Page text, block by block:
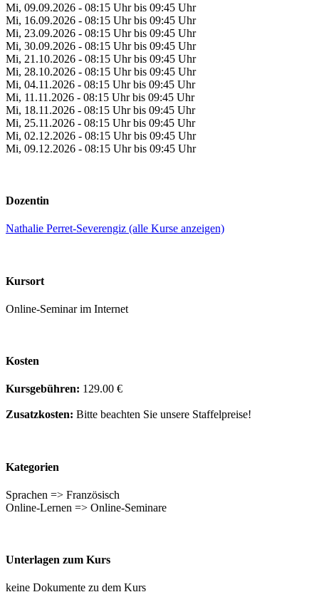
Mi, 09.09.2026 - 08:15 Uhr bis 09:45 Uhr
Mi, 16.09.2026 - 08:15 Uhr bis 09:45 Uhr
Mi, 23.09.2026 - 08:15 Uhr bis 09:45 Uhr
Mi, 30.09.2026 - 08:15 Uhr bis 09:45 Uhr
Mi, 21.10.2026 - 08:15 Uhr bis 09:45 Uhr
Mi, 28.10.2026 - 08:15 Uhr bis 09:45 Uhr
Mi, 04.11.2026 - 08:15 Uhr bis 09:45 Uhr
Mi, 11.11.2026 - 08:15 Uhr bis 09:45 Uhr
Mi, 18.11.2026 - 08:15 Uhr bis 09:45 Uhr
Mi, 25.11.2026 - 08:15 Uhr bis 09:45 Uhr
Mi, 02.12.2026 - 08:15 Uhr bis 09:45 Uhr
Mi, 09.12.2026 - 08:15 Uhr bis 09:45 Uhr
Dozentin
Nathalie Perret-Severengiz (alle Kurse anzeigen)
Kursort
Online-Seminar im Internet
Kosten
Kursgebühren: 129.00 €
Zusatzkosten: Bitte beachten Sie unsere Staffelpreise!
Kategorien
Sprachen => Französisch
Online-Lernen => Online-Seminare
Unterlagen zum Kurs
keine Dokumente zu dem Kurs